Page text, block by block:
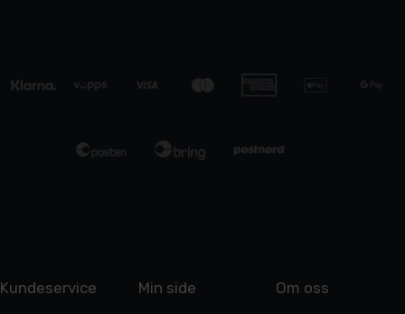
Kundeservice Min side Om oss